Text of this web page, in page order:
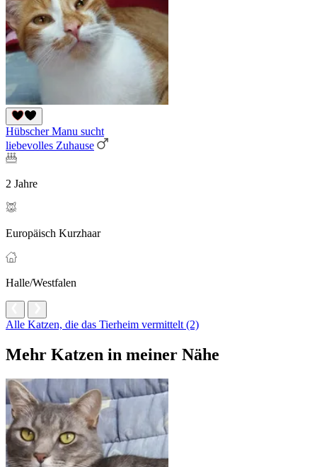
Hübscher Manu sucht
liebevolles Zuhause
2 Jahre
Europäisch Kurzhaar
Halle/Westfalen
Alle Katzen, die das Tierheim vermittelt (2)
Mehr Katzen in meiner Nähe